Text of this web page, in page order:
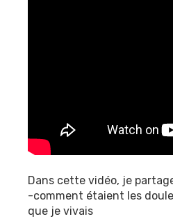
Dans cette vidéo, je
-comment étaient les
que je vivais